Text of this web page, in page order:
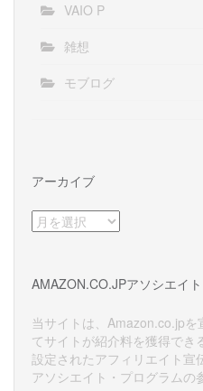
VAIO P
雑想
モブログ
アーカイブ
ア
ー
ブ
AMAZON.CO.JPアソシエイト
当サイトは、Amazon.co.jp
てサイトが紹介料を獲得でき
設定されたアフィリエイト宣
アソシエイト・プログラムの